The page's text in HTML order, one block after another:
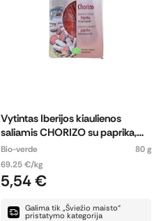
Vytintas Iberijos kiaulienos
saliamis CHORIZO su paprika,
ekologiškas
Bio-verde
80 g
69.25 €/kg
5,54 €
Galima tik „Šviežio maisto“
pristatymo kategorija